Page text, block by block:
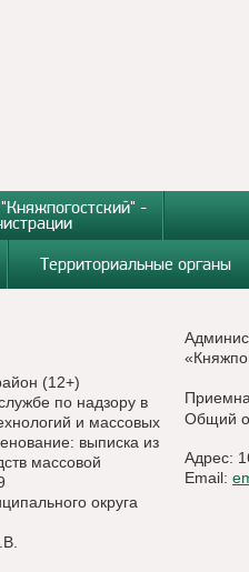
-
Территориальные органы
(12+)
по надзору в
и массовых
выписка из
массовой
округа
Общий
Адрес:
Email: